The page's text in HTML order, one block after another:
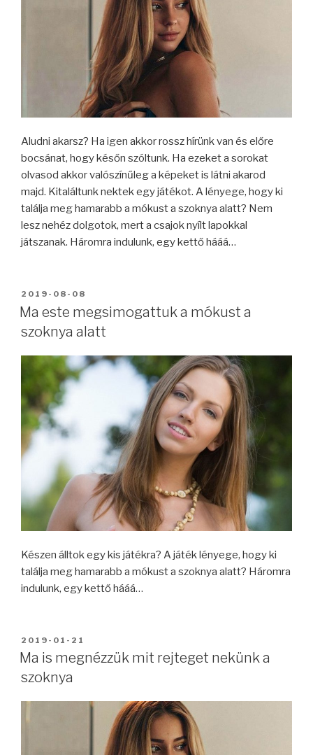
Aludni akarsz? Ha igen akkor rossz hírünk van és előre
bocsánat, hogy későn szóltunk. Ha ezeket a sorokat
olvasod akkor valószínűleg a képeket is látni akarod
majd. Kitaláltunk nektek egy játékot. A lényege, hogy ki
találja meg hamarabb a mókust a szoknya alatt? Nem
lesz nehéz dolgotok, mert a csajok nyílt lapokkal
játszanak. Háromra indulunk, egy kettő hááá…
BEKÜLDVE:
2019-08-08
Ma este megsimogattuk a mókust a
szoknya alatt
Készen álltok egy kis játékra? A játék lényege, hogy ki
találja meg hamarabb a mókust a szoknya alatt? Háromra
indulunk, egy kettő hááá…
BEKÜLDVE:
2019-01-21
Ma is megnézzük mit rejteget nekünk a
szoknya